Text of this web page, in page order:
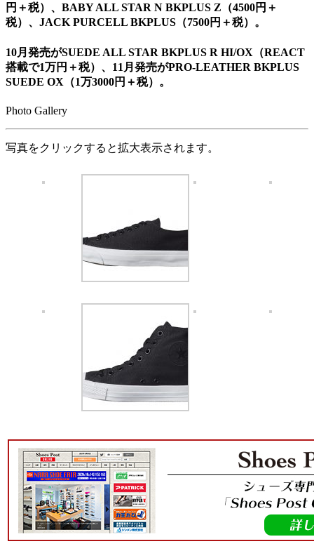
円＋税）、BABY ALL STAR N BKPLUS Z（4500円＋
税）、JACK PURCELL BKPLUS（7500円＋税）。
10月発売がSUEDE ALL STAR BKPLUS R HI/OX（REACT
搭載で1万円＋税）、11月発売がPRO-LEATHER BKPLUS
SUEDE OX（1万3000円＋税）。
Photo Gallery
写真をクリックすると拡大表示されます。